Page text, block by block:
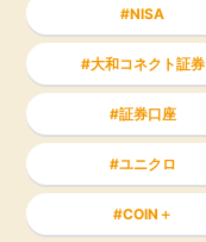
NISA
大和コネクト証券
証券口座
ユニクロ
COIN＋